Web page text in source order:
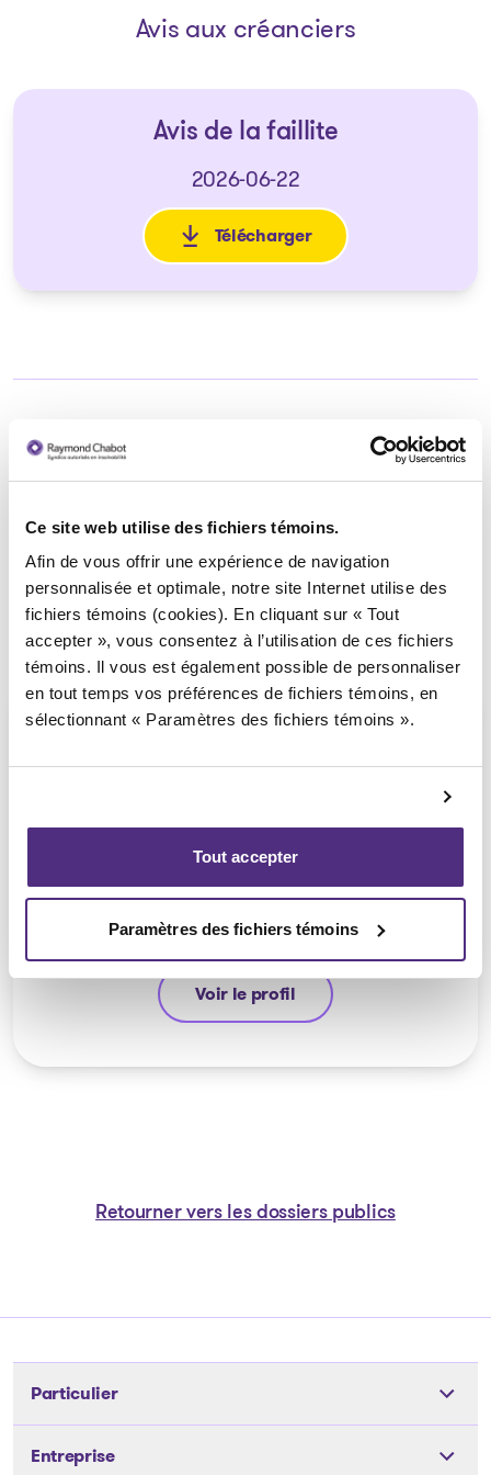
Ce site web utilise des fichiers témoins.
Afin de vous offrir une expérience de navigation
personnalisée et optimale, notre site Internet utilise des
fichiers témoins (cookies). En cliquant sur « Tout
accepter », vous consentez à l’utilisation de ces fichiers
témoins. Il vous est également possible de personnaliser
en tout temps vos préférences de fichiers témoins, en
sélectionnant « Paramètres des fichiers témoins ».
Tout accepter
Paramètres des fichiers témoins
Avis aux créanciers
Avis de la faillite
2026-06-22
Télécharger
: Avis de la faillite
Syndic responsable du dossier
Guyllaume Amiot
LL.B, PAIR, SAI
Voir le profil
Guyllaume Amiot
Retourner vers les dossiers publics
Particulier
Outils
Entreprise